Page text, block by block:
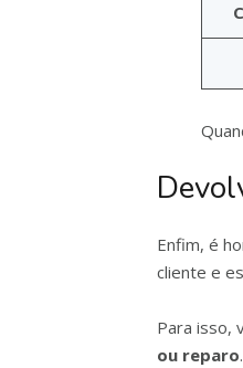
Enfim, é
cliente e
Para isso,
ou reparo